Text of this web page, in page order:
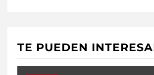
TE PUEDEN